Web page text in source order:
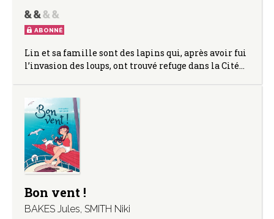
ABONNÉ
Lin et sa famille sont des lapins qui, après avoir fui
l’invasion des loups, ont trouvé refuge dans la Cité…
Bon vent !
BAKES Jules, SMITH Niki